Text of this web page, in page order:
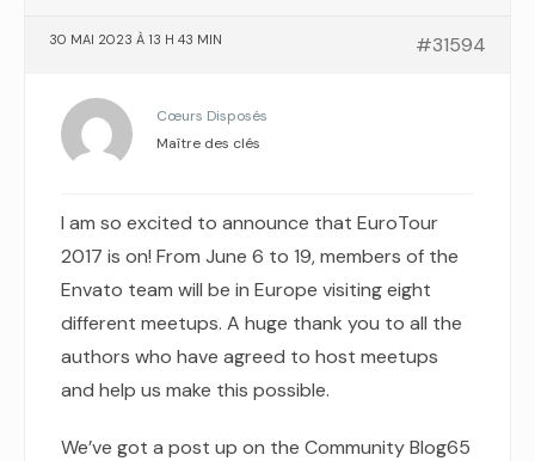
30 MAI 2023 À 13 H 43 MIN #31594
Cœurs Disposés
Maître des clés
I am so excited to announce that EuroTour
2017 is on! From June 6 to 19, members of the
Envato team will be in Europe visiting eight
different meetups. A huge thank you to all the
authors who have agreed to host meetups
and help us make this possible.
We’ve got a post up on the Community Blog65